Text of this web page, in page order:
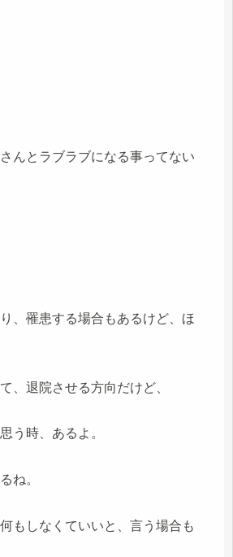
んとラブラブになる事ってない
、罹患する場合もあるけど、ほ
、退院させる方向だけど、
う時、あるよ。
ね。
もしなくていいと、言う場合も